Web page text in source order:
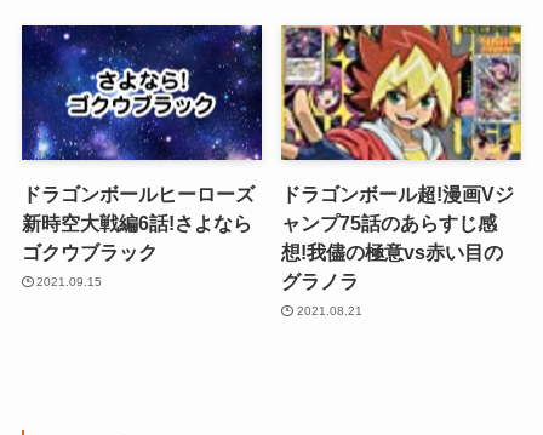
ドラゴンボールヒーローズ
新時空大戦編6話!さよなら
ゴクウブラック
2021.09.15
ドラゴンボール超!漫画Vジ
ャンプ75話のあらすじ感
想!我儘の極意vs赤い目の
グラノラ
2021.08.21